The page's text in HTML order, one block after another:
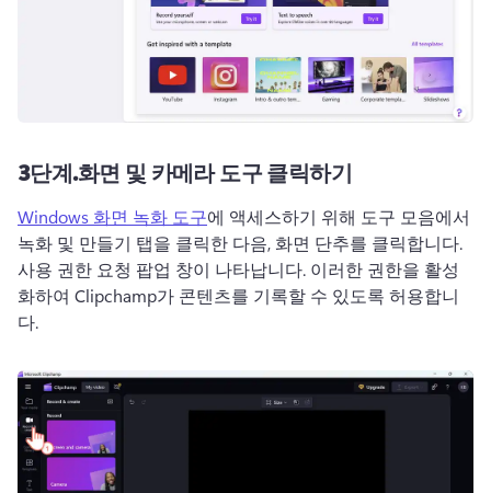
3단계.화면 및 카메라 도구 클릭하기
Windows 화면 녹화 도구에 액세스하기 위해 도구 모음에서
사용 권한 요청 팝업 창이 나타납니다. 이러한 권한을 활성
화하여 Clipchamp가 콘텐츠를 기록할 수 있도록 허용합니
다.